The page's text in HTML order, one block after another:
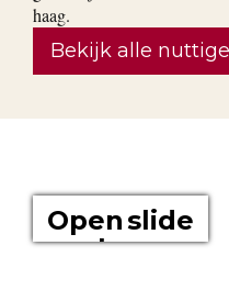
Bekijk alle
Open slide
show